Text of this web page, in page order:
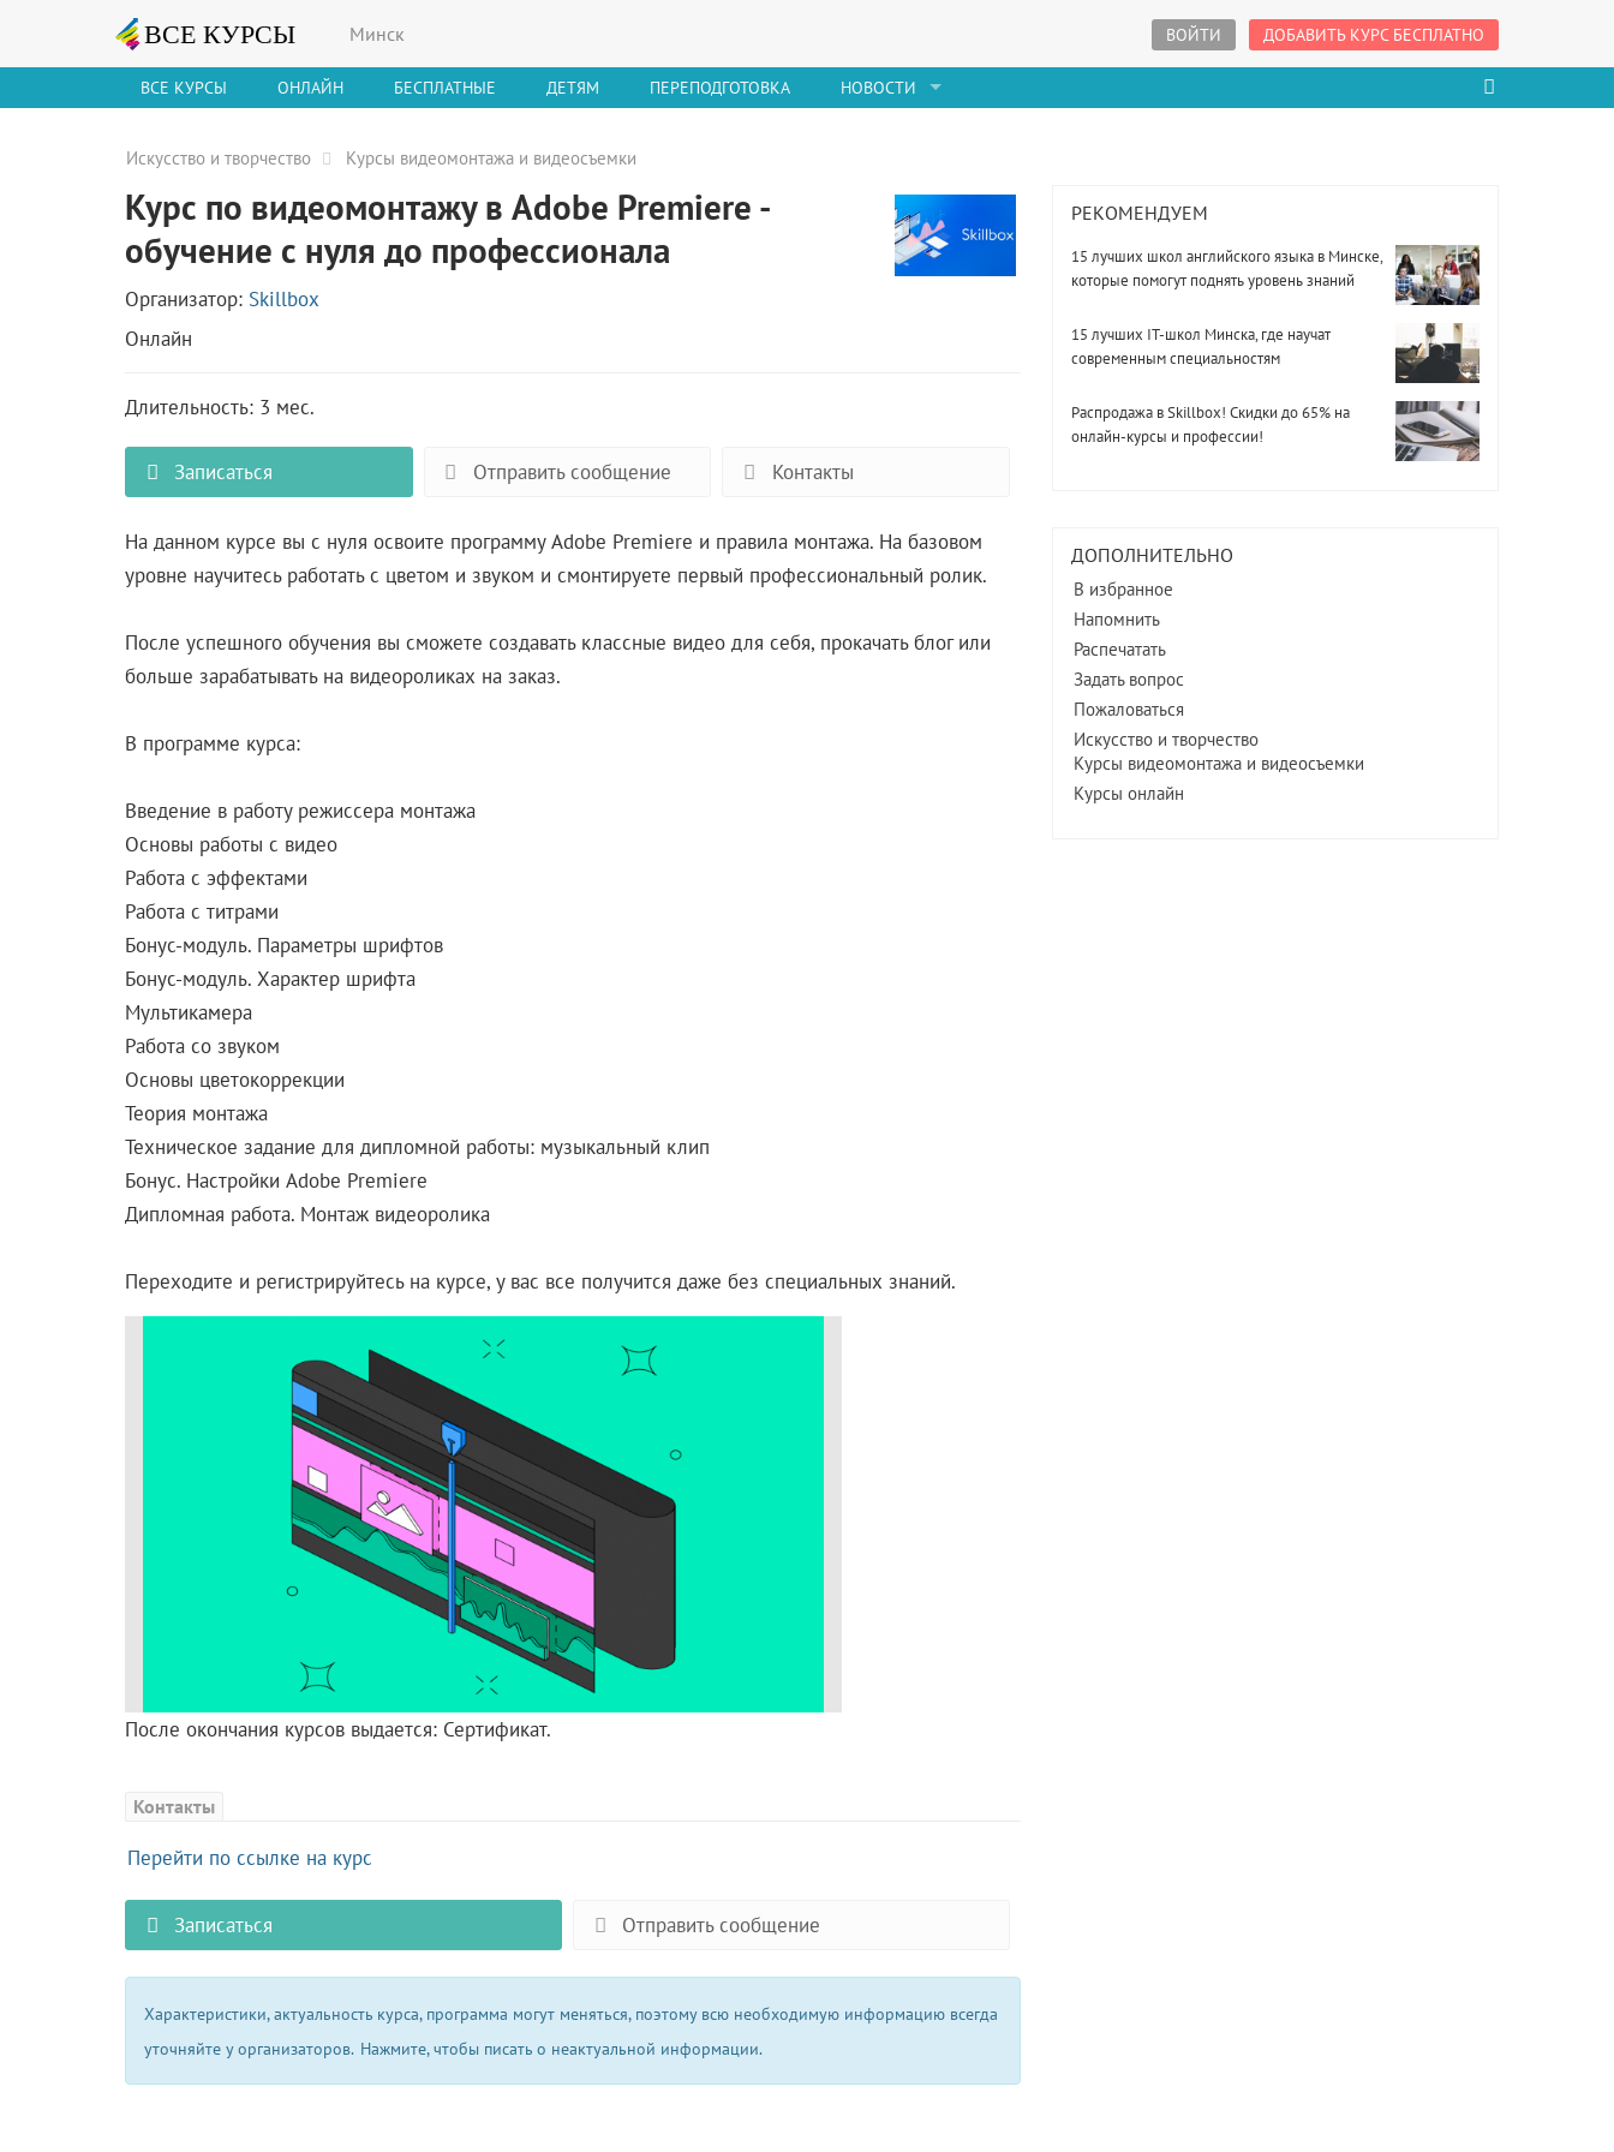
Минск ВОЙТИ ДОБАВИТЬ КУРС БЕСПЛАТНО
ВСЕ КУРСЫ ОНЛАЙН БЕСПЛАТНЫЕ ДЕТЯМ ПЕРЕПОДГОТОВКА НОВОСТИ
Искусство и творчество Курсы видеомонтажа и видеосъемки
Курс по видеомонтажу в Adobe Premiere -
обучение с нуля до профессионала
Организатор: Skillbox
Онлайн
Длительность: 3 мес.
Записаться Отправить сообщение Контакты
На данном курсе вы с нуля освоите программу Adobe Premiere и правила монтажа. На базовом
уровне научитесь работать с цветом и звуком и смонтируете первый профессиональный ролик.
После успешного обучения вы сможете создавать классные видео для себя, прокачать блог или
больше зарабатывать на видеороликах на заказ.
В программе курса:
Введение в работу режиссера монтажа
Основы работы с видео
Работа с эффектами
Работа с титрами
Бонус-модуль. Параметры шрифтов
Бонус-модуль. Характер шрифта
Мультикамера
Работа со звуком
Основы цветокоррекции
Теория монтажа
Техническое задание для дипломной работы: музыкальный клип
Бонус. Настройки Adobe Premiere
Дипломная работа. Монтаж видеоролика
Переходите и регистрируйтесь на курсе, у вас все получится даже без специальных знаний.
После окончания курсов выдается: Сертификат.
Контакты
Перейти по ссылке на курс
Записаться Отправить сообщение
Характеристики, актуальность курса, программа могут меняться, поэтому всю необходимую информацию всегда
уточняйте у организаторов. Нажмите, чтобы писать о неактуальной информации.
РЕКОМЕНДУЕМ
15 лучших школ английского языка в Минске,
которые помогут поднять уровень знаний
15 лучших IT-школ Минска, где научат
современным специальностям
Распродажа в Skillbox! Скидки до 65% на
онлайн-курсы и профессии!
ДОПОЛНИТЕЛЬНО
В избранное
Напомнить
Распечатать
Задать вопрос
Пожаловаться
Искусство и творчество
Курсы видеомонтажа и видеосъемки
Курсы онлайн